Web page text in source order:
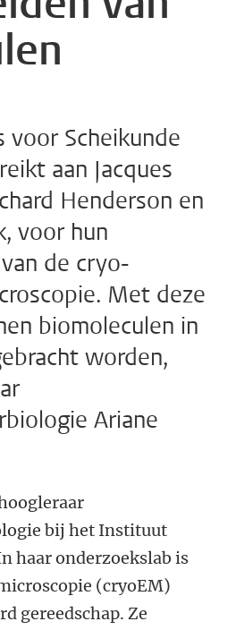
voor Scheikunde
aan Jacques
Henderson en
voor hun
de cryo-
Met deze
biomoleculen in
worden,
Ariane
bij het Instituut
haar onderzoekslab is
(cryoEM)
gereedschap. Ze